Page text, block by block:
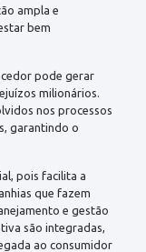
ampla e
bem
pode gerar
milionários.
nos processos
garantindo o
pois facilita a
que fazem
e gestão
são integradas,
ao consumidor